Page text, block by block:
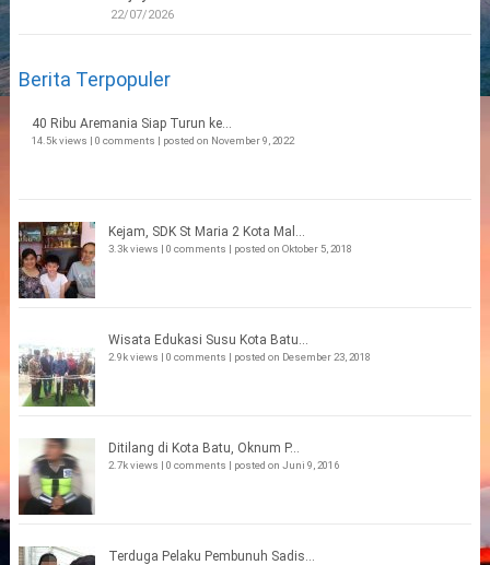
22/07/2026
Berita Terpopuler
40 Ribu Aremania Siap Turun ke...
14.5k views | 0 comments | posted on November 9, 2022
Kejam, SDK St Maria 2 Kota Mal...
3.3k views | 0 comments | posted on Oktober 5, 2018
Wisata Edukasi Susu Kota Batu...
2.9k views | 0 comments | posted on Desember 23, 2018
Ditilang di Kota Batu, Oknum P...
2.7k views | 0 comments | posted on Juni 9, 2016
Terduga Pelaku Pembunuh Sadis...